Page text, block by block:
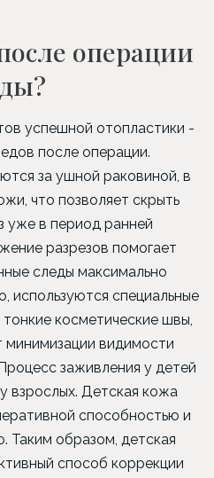
операции
успешной отопластики -
после операции.
за ушной раковиной, в
что позволяет скрыть
уже в период ранней
разрезов помогает
следы максимально
используются специальные
тонкие косметические швы,
видимости
заживления у детей
взрослых. Детская кожа
способностью и
Таким образом, детская
способ коррекции